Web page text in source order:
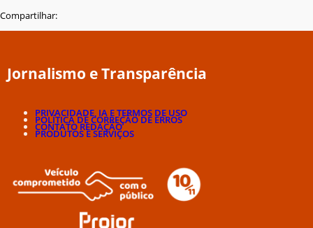
Compartilhar:
Jornalismo e Transparência
PRIVACIDADE, IA E TERMOS DE USO
POLÍTICA DE CORREÇÃO DE ERROS
CONTATO REDAÇÃO
PRODUTOS E SERVIÇOS